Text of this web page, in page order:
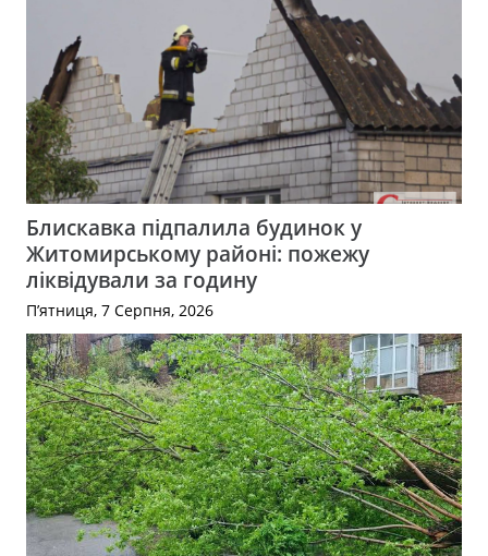
Блискавка підпалила будинок у
Житомирському районі: пожежу
ліквідували за годину
П’ятниця, 7 Серпня, 2026